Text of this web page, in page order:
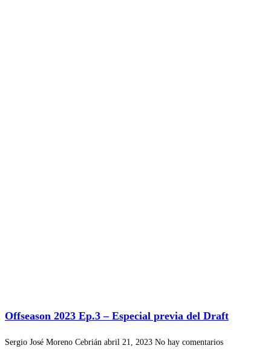
Offseason 2023 Ep.3 – Especial previa del Draft
Sergio José Moreno Cebrián abril 21, 2023 No hay comentarios